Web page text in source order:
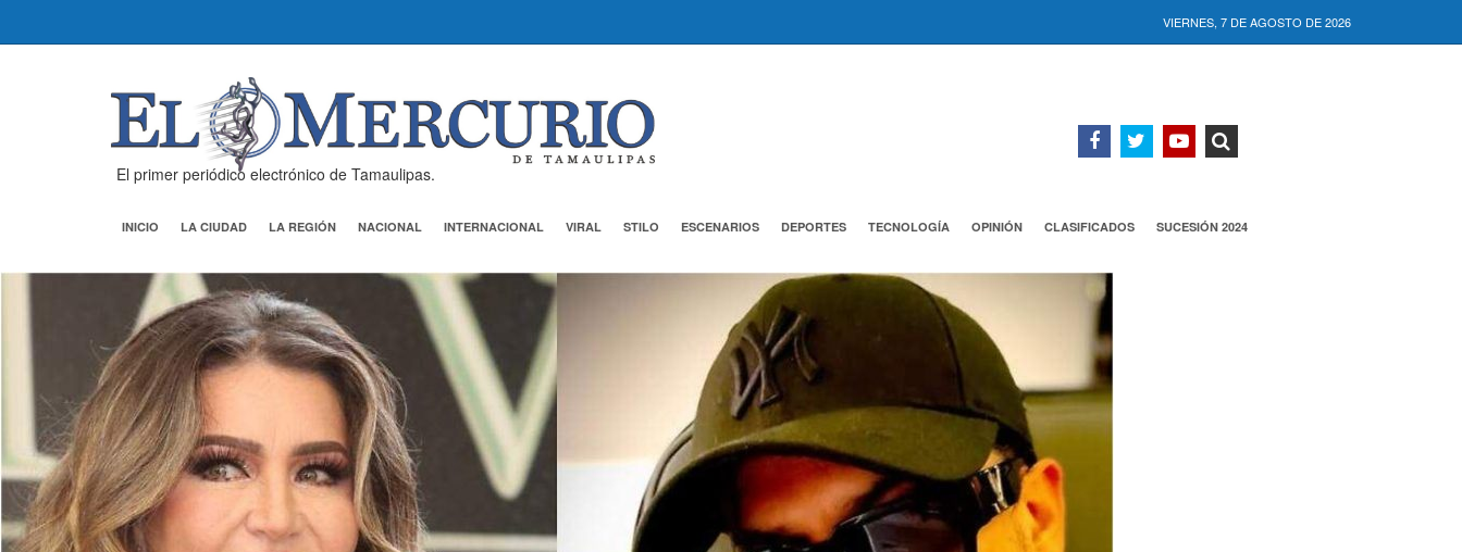
VIERNES, 7 DE AGOSTO DE 2026
El primer periódico electrónico de Tamaulipas.
INICIO LA CIUDAD LA REGIÓN NACIONAL INTERNACIONAL VIRAL STILO ESCENARIOS DEPORTES TECNOLOGÍA OPINIÓN CLASIFICADOS SUCESIÓN 2024